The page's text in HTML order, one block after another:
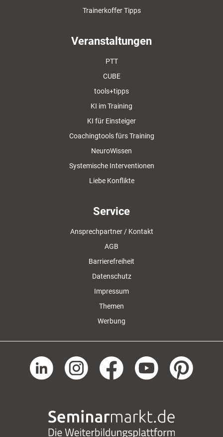
Trainerkoffer Tipps
Veranstaltungen
PTT
CUBE
tools+tipps
KI im Training
KI für Einsteiger
Coachingtools fürs Training
NeuroWissen
Systemische Interventionen
Liebe Konflikte
Service
Ansprechpartner / Kontakt
AGB
Barrierefreiheit
Datenschutz
Impressum
Themen
Werbung